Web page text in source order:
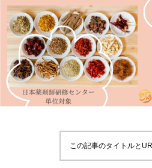
この記事のタイトルと